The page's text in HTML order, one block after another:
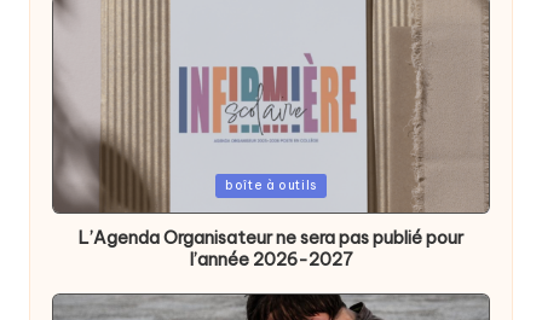
Posted
in
boîte à outils
L’Agenda Organisateur ne sera pas publié pour
l’année 2026-2027